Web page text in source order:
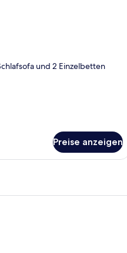
und 2 Einzelbetten
Preise anzeigen
Beach Resort